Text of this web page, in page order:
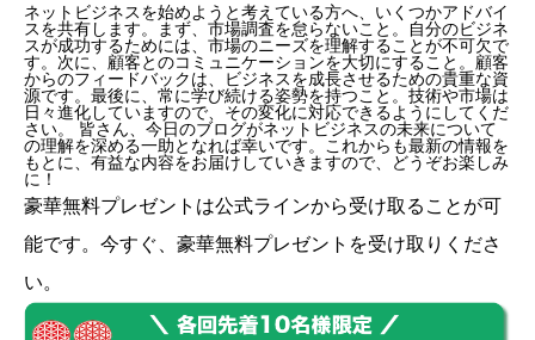
ネットビジネスを始めようと考えている方へ、いくつかアドバイ
スを共有します。まず、市場調査を怠らないこと。自分のビジネ
スが成功するためには、市場のニーズを理解することが不可欠で
す。次に、顧客とのコミュニケーションを大切にすること。顧客
からのフィードバックは、ビジネスを成長させるための貴重な資
源です。最後に、常に学び続ける姿勢を持つこと。技術や市場は
日々進化していますので、その変化に対応できるようにしてくだ
さい。 皆さん、今日のブログがネットビジネスの未来について
の理解を深める一助となれば幸いです。これからも最新の情報を
もとに、有益な内容をお届けしていきますので、どうぞお楽しみ
に！
豪華無料プレゼントは公式ラインから受け取ることが可
能です。今すぐ、豪華無料プレゼントを受け取りくださ
い。